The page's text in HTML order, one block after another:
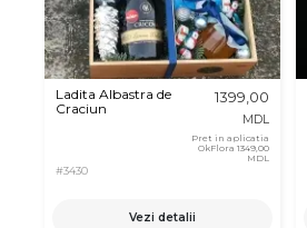
Ladita Albastra de
Craciun
#3430
1399,00
MDL
Pret in aplicatia
OkFlora 1349,00
MDL
Vezi detalii